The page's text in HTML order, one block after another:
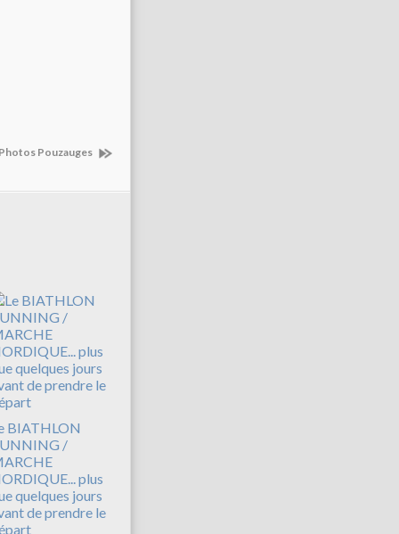
Photos Pouzauges
BIATHLON
/
plus
quelques jours
de prendre le